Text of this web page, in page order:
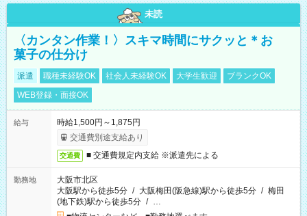
未読
〈カンタン作業！〉スキマ時間にサクッと＊お
菓子の仕分け
派遣 職種未経験OK 社会人未経験OK 大学生歓迎
ブランクOK
WEB登録・面接OK
給与
時給1,500円～1,875円
交通費別途支給あり
交通費 ■ 交通費規定内支給 ※派遣先による
勤務地
大阪市北区
大阪駅から徒歩5分 / 大阪梅田(阪急線)駅から徒歩5分 / 梅田
(地下鉄)駅から徒歩5分 / …